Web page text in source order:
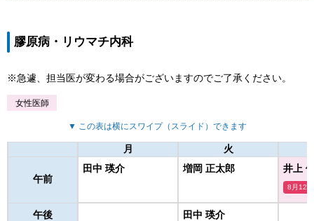
膠原病・リウマチ内科
急遽、担当医が変わる場合がございますのでご了承ください。
女性医師
▼ この表は横にスワイプ（スライド）できます
月 火
午前
田中 瑛介 増岡 正太郎 井上
8月12
午後 田中 瑛介